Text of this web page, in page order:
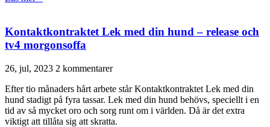
Kontaktkontraktet Lek med din hund – release och
tv4 morgonsoffa
26, jul, 2023 2 kommentarer
Efter tio månaders hårt arbete står Kontaktkontraktet Lek med din
hund stadigt på fyra tassar. Lek med din hund behövs, speciellt i en
tid av så mycket oro och sorg runt om i världen. Då är det extra
viktigt att tillåta sig att skratta.